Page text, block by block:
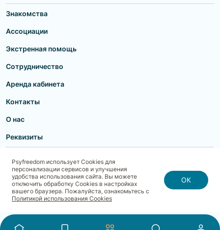
Знакомства
Ассоциации
Экстренная помощь
Сотрудничество
Аренда кабинета
Контакты
О нас
Реквизиты
Пользовательское соглашениеПолитика конфиденциальности
Договор-оферта для партнеров и образовательных учреждений
Договор-оферта для специалистов
Карта сайта
Согласие на обработку, хранение и передачу персональных данных
РеквизитыПолитика использования cookies
Договор-оферта с КлиентомПолитика безопасности платежей
Psyfreedom использует Cookies для
персонализации сервисов и улучшения
удобства использования сайта. Вы можете
отключить обработку Cookies в настройках
вашего браузера. Пожалуйста, ознакомьтесь с
Политикой использования Cookies
ОК